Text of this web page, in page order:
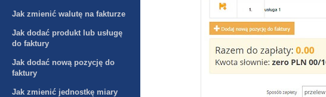
Jak zmienić walutę na fakturze
Jak dodać produkt lub usługę
do faktury
Jak dodać nową pozycję do
faktury
Jak zmienić jednostkę miary